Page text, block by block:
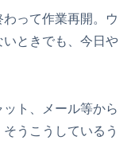
って作業再開。ウ
ときでも、今日や
ト、メール等から
うこうしているう